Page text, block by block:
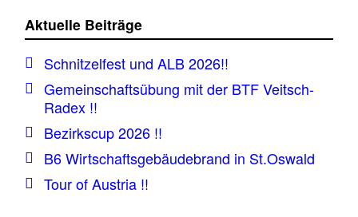
Aktuelle Beiträge
Schnitzelfest und ALB 2026!!
Gemeinschaftsübung mit der BTF Veitsch-
Radex !!
Bezirkscup 2026 !!
B6 Wirtschaftsgebäudebrand in St.Oswald
Tour of Austria !!